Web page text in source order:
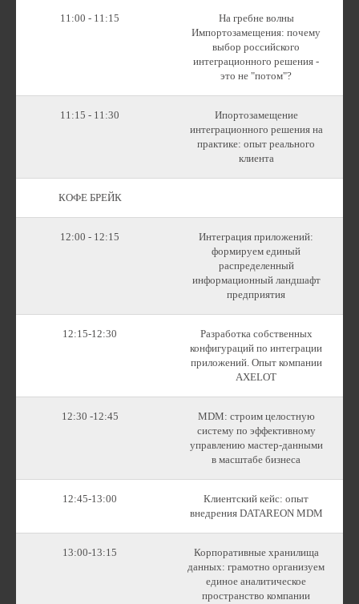
11:00 - 11:15
На гребне волны
Импортозамещения: почему
выбор российского
интеграционного решения -
это не "потом"?
11:15 - 11:30
Ипортозамещение
интеграционного решения на
практике: опыт реального
клиента
КОФЕ БРЕЙК
12:00 - 12:15
Интеграция приложений:
формируем единый
распределенный
информационный ландшафт
предприятия
12:15-12:30
Разработка собственных
конфигураций по интеграции
приложений. Опыт компании
AXELOT
12:30 -12:45
MDM: строим целостную
систему по эффективному
управлению мастер-данными
в масштабе бизнеса
12:45-13:00
Клиентский кейс: опыт
внедрения DATAREON MDM
13:00-13:15
Корпоративные хранилища
данных: грамотно организуем
единое аналитическое
пространство компании